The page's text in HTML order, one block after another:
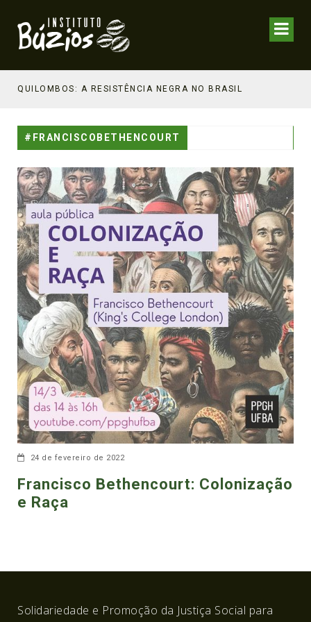
QUILOMBOS: A RESISTÊNCIA NEGRA NO BRASIL
#FRANCISCOBETHENCOURT
24 de fevereiro de 2022
Francisco Bethencourt: Colonização
e Raça
Solidariedade e Promoção da Justiça Social para